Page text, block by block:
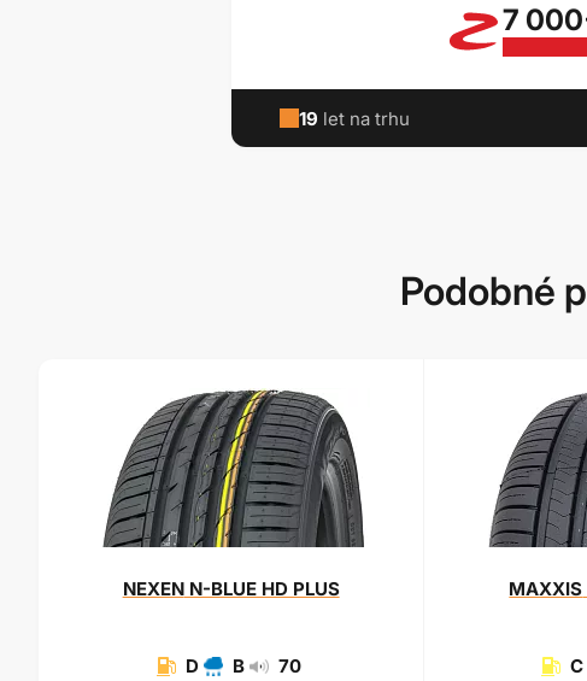
7
19 let na trhu
Podobné
NEXENN-BLUE HD PLUS
D B 70
MAXXIS